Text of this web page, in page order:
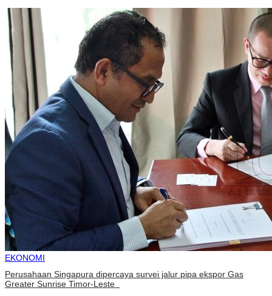
EKONOMI
Perusahaan Singapura dipercaya survei jalur pipa ekspor Gas
Greater Sunrise Timor-Leste